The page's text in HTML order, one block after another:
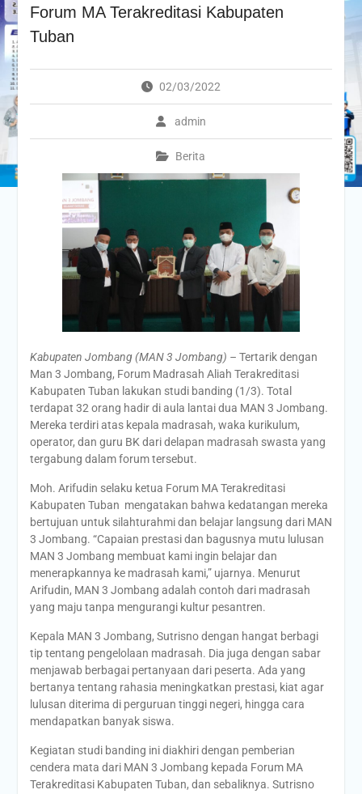
Forum MA Terakreditasi Kabupaten
Tuban
02/03/2022
admin
Berita
Kabupaten Jombang (MAN 3 Jombang) – Tertarik dengan
Man 3 Jombang, Forum Madrasah Aliah Terakreditasi
Kabupaten Tuban lakukan studi banding (1/3). Total
terdapat 32 orang hadir di aula lantai dua MAN 3 Jombang.
Mereka terdiri atas kepala madrasah, waka kurikulum,
operator, dan guru BK dari delapan madrasah swasta yang
tergabung dalam forum tersebut.
Moh. Arifudin selaku ketua Forum MA Terakreditasi
Kabupaten Tuban mengatakan bahwa kedatangan mereka
bertujuan untuk silahturahmi dan belajar langsung dari MAN
3 Jombang. “Capaian prestasi dan bagusnya mutu lulusan
MAN 3 Jombang membuat kami ingin belajar dan
menerapkannya ke madrasah kami,” ujarnya. Menurut
Arifudin, MAN 3 Jombang adalah contoh dari madrasah
yang maju tanpa mengurangi kultur pesantren.
Kepala MAN 3 Jombang, Sutrisno dengan hangat berbagi
tip tentang pengelolaan madrasah. Dia juga dengan sabar
menjawab berbagai pertanyaan dari peserta. Ada yang
bertanya tentang rahasia meningkatkan prestasi, kiat agar
lulusan diterima di perguruan tinggi negeri, hingga cara
mendapatkan banyak siswa.
Kegiatan studi banding ini diakhiri dengan pemberian
cendera mata dari MAN 3 Jombang kepada Forum MA
Terakreditasi Kabupaten Tuban, dan sebaliknya. Sutrisno